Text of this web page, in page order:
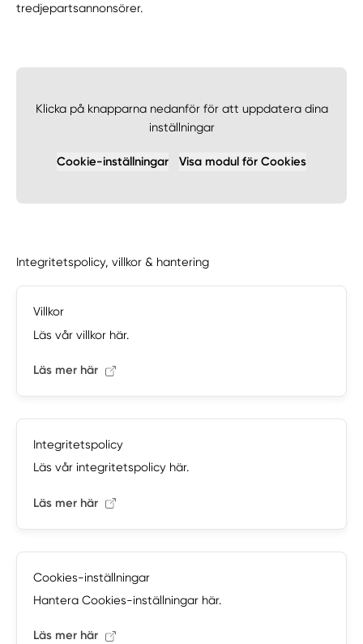
tredjepartsannonsörer.
Klicka på knapparna nedanför för att uppdatera dina
inställningar
Cookie-inställningar Visa modul för Cookies
Integritetspolicy, villkor & hantering
Villkor
Läs vår villkor här.
Läs mer här
Integritetspolicy
Läs vår integritetspolicy här.
Läs mer här
Cookies-inställningar
Hantera Cookies-inställningar här.
Läs mer här